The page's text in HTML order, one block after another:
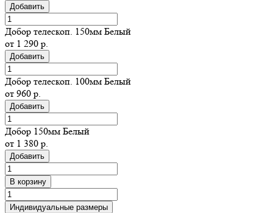
Добавить
Добор телескоп. 150мм Белый
от 1 290 р.
Добавить
Добор телескоп. 100мм Белый
от 960 р.
Добавить
Добор 150мм Белый
от 1 380 р.
Добавить
В корзину
Индивидуальные размеры